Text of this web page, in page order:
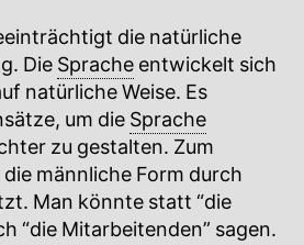
die natürliche
Die Sprache entwickelt sich
natürliche Weise. Es
um die Sprache
zu gestalten. Zum
männliche Form durch
Man könnte statt “die
“die Mitarbeitenden” sagen.